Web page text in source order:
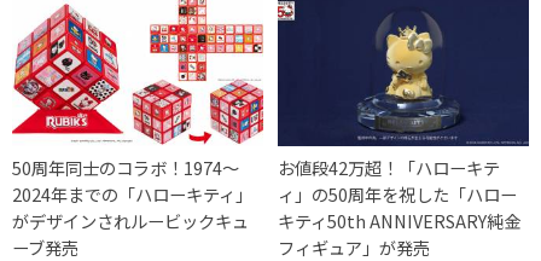
50周年同士のコラボ！1974〜
2024年までの「ハローキティ」
がデザインされルービックキュ
ーブ発売
お値段42万超！「ハローキテ
ィ」の50周年を祝した「ハロー
キティ50th ANNIVERSARY純金
フィギュア」が発売